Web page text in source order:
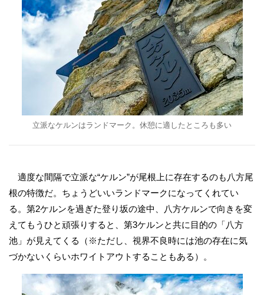
立派なケルンはランドマーク。休憩に適したところも多い
適度な間隔で立派な“ケルン”が尾根上に存在するのも八方尾
根の特徴だ。ちょうどいいランドマークになってくれてい
る。第2ケルンを過ぎた登り坂の途中、八方ケルンで向きを変
えてもうひと頑張りすると、第3ケルンと共に目的の「八方
池」が見えてくる（※ただし、視界不良時には池の存在に気
づかないくらいホワイトアウトすることもある）。